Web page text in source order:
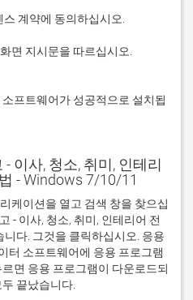
이사, 청소, 취미, 인테리
- Windows 7/10/11
케이션을 열고 검색 창을 찾으십
- 이사, 청소, 취미, 인테리어 전
다. 그것을 클릭하십시오. 응용
터 소프트웨어에 응용 프로그램
면 응용 프로그램이 다운로드되